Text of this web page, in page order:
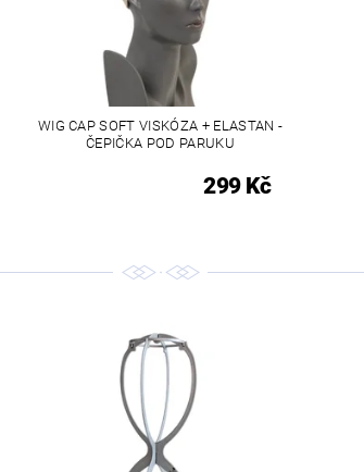
WIG CAP SOFT VISKÓZA + ELASTAN -
ČEPIČKA POD PARUKU
299 Kč